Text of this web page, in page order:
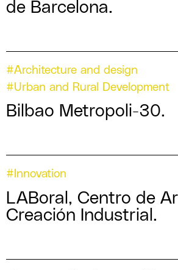
de Barcelona.
#Architecture and design
#Urban and Rural Development
Bilbao Metropoli-30.
#Innovation
LABoral, Centro de
Creación Industrial.